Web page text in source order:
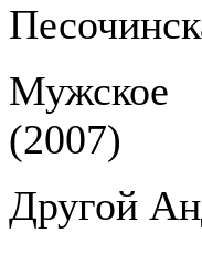
Мужское
(2007)
Другой